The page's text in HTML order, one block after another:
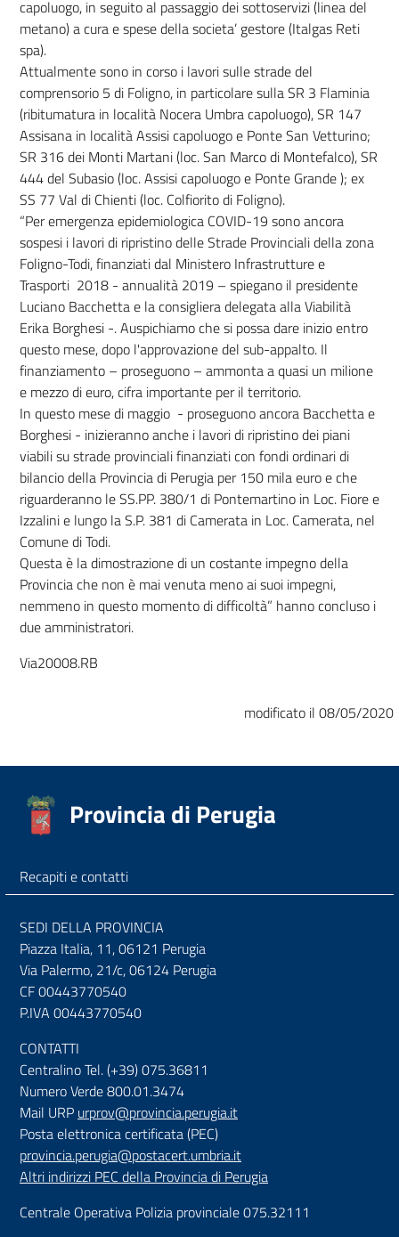
capoluogo, in seguito al passaggio dei sottoservizi (linea del
metano) a cura e spese della societa’ gestore (Italgas Reti
spa).
Attualmente sono in corso i lavori sulle strade del
comprensorio 5 di Foligno, in particolare sulla SR 3 Flaminia
(ribitumatura in località Nocera Umbra capoluogo), SR 147
Assisana in località Assisi capoluogo e Ponte San Vetturino;
SR 316 dei Monti Martani (loc. San Marco di Montefalco), SR
444 del Subasio (loc. Assisi capoluogo e Ponte Grande ); ex
SS 77 Val di Chienti (loc. Colfiorito di Foligno).
“Per emergenza epidemiologica COVID-19 sono ancora
sospesi i lavori di ripristino delle Strade Provinciali della zona
Foligno-Todi, finanziati dal Ministero Infrastrutture e
Trasporti 2018 - annualità 2019 – spiegano il presidente
Luciano Bacchetta e la consigliera delegata alla Viabilità
Erika Borghesi -. Auspichiamo che si possa dare inizio entro
questo mese, dopo l'approvazione del sub-appalto. Il
finanziamento – proseguono – ammonta a quasi un milione
e mezzo di euro, cifra importante per il territorio.
In questo mese di maggio - proseguono ancora Bacchetta e
Borghesi - inizieranno anche i lavori di ripristino dei piani
viabili su strade provinciali finanziati con fondi ordinari di
bilancio della Provincia di Perugia per 150 mila euro e che
riguarderanno le SS.PP. 380/1 di Pontemartino in Loc. Fiore e
Izzalini e lungo la S.P. 381 di Camerata in Loc. Camerata, nel
Comune di Todi.
Questa è la dimostrazione di un costante impegno della
Provincia che non è mai venuta meno ai suoi impegni,
nemmeno in questo momento di difficoltà” hanno concluso i
due amministratori.
Via20008.RB
modificato il 08/05/2020
Provincia di Perugia
Recapiti e contatti
SEDI DELLA PROVINCIA
Piazza Italia, 11, 06121 Perugia
Via Palermo, 21/c, 06124 Perugia
CF 00443770540
P.IVA 00443770540
CONTATTI
Centralino Tel. (+39) 075.36811
Numero Verde 800.01.3474
Mail URP urprov@provincia.perugia.it
Posta elettronica certificata (PEC)
provincia.perugia@postacert.umbria.it
Altri indirizzi PEC della Provincia di Perugia
Centrale Operativa Polizia provinciale 075.32111